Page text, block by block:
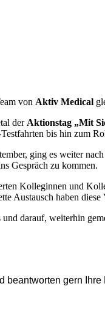
von Aktiv Medical
der Aktionstag „Mit
bis hin zum
ging es weiter
Gespräch zu kommen.
Kolleginnen und
Austausch haben
darauf, weiterhin
beantworten gern